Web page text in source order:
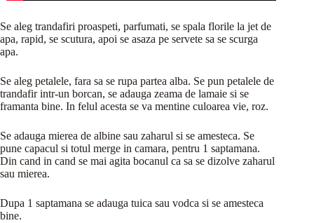
Se aleg trandafiri proaspeti, parfumati, se spala florile la jet de
apa, rapid, se scutura, apoi se asaza pe servete sa se scurga
apa.
Se aleg petalele, fara sa se rupa partea alba. Se pun petalele de
trandafir intr-un borcan, se adauga zeama de lamaie si se
framanta bine. In felul acesta se va mentine culoarea vie, roz.
Se adauga mierea de albine sau zaharul si se amesteca. Se
pune capacul si totul merge in camara, pentru 1 saptamana.
Din cand in cand se mai agita bocanul ca sa se dizolve zaharul
sau mierea.
Dupa 1 saptamana se adauga tuica sau vodca si se amesteca
bine.